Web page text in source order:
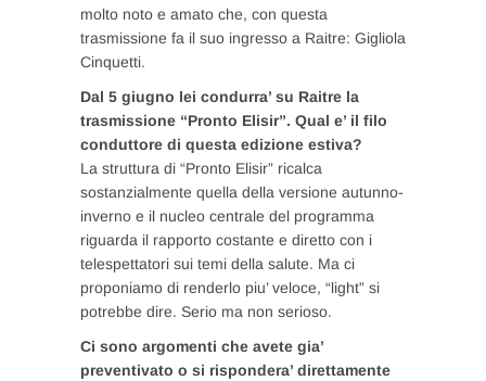
molto noto e amato che, con questa
trasmissione fa il suo ingresso a Raitre: Gigliola
Cinquetti.
Dal 5 giugno lei condurra’ su Raitre la
trasmissione “Pronto Elisir”. Qual e’ il filo
conduttore di questa edizione estiva?
La struttura di “Pronto Elisir” ricalca
sostanzialmente quella della versione autunno-
inverno e il nucleo centrale del programma
riguarda il rapporto costante e diretto con i
telespettatori sui temi della salute. Ma ci
proponiamo di renderlo piu’ veloce, “light” si
potrebbe dire. Serio ma non serioso.
Ci sono argomenti che avete gia’
preventivato o si rispondera’ direttamente